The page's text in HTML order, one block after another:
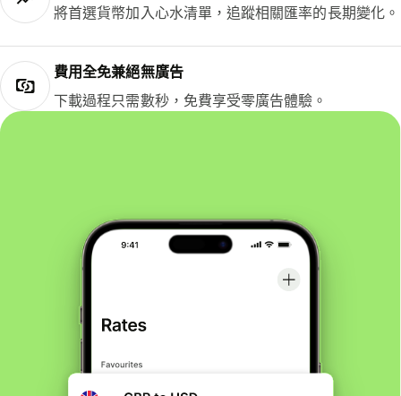
將首選貨幣加入心水清單，追蹤相關匯率的長期變化。
費用全免兼絕無廣告
下載過程只需數秒，免費享受零廣告體驗。